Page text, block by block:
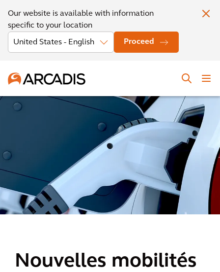
Our website is available with information
specific to your location
Proceed
Nouvelles mobilités